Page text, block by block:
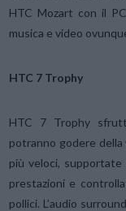
HTC Mozart con il
musica e video
HTC 7 Trophy
HTC 7 Trophy
potranno godere
più veloci, supportate
prestazioni e
pollici. L’audio